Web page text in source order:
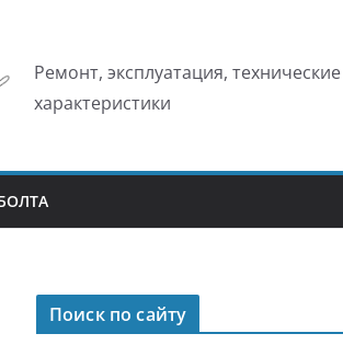
Ремонт, эксплуатация, технические
характеристики
Поиск по сайту